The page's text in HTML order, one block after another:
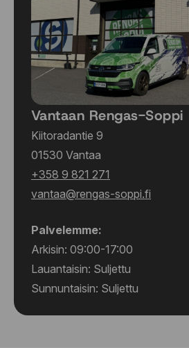
Vantaan Rengas-Soppi
Kiitoradantie 9
01530 Vantaa
+358 9 821 271
vantaa@rengas-soppi.fi
Palvelemme:
Arkisin: 09:00-17:00
Lauantaisin: Suljettu
Sunnuntaisin: Suljettu